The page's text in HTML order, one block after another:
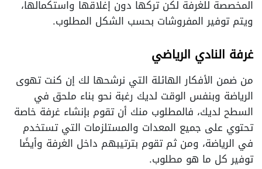
المخصصة للغرفة لكن تركها دون إغلاقها واستكمالها،
ويتم توفير المفروشات بحسب الشكل المطلوب.
غرفة النادي الرياضي
من ضمن الأفكار الهائلة التي نرشحها لك إن كنت تهوى
الرياضة وبنفس الوقت لديك رغبة نحو بناء ملحق في
السطح لديك، فالمطلوب منك أن تقوم بإنشاء غرفة خاصة
تحتوي على جميع المعدات والمستلزمات التي تستخدم
في الرياضة، ومن ثم تقوم بترتيبهم داخل الغرفة وأيضًا
توفير كل ما هو مطلوب.